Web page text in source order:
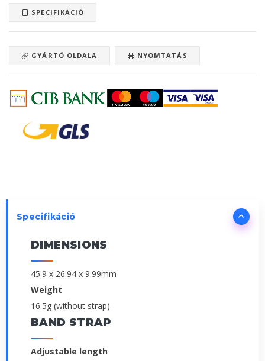
SPECIFIKÁCIÓ
GYÁRTÓ OLDALA NYOMTATÁS
Specifikáció
DIMENSIONS
45.9 x 26.94 x 9.99mm
Weight
16.5g (without strap)
BAND STRAP
Adjustable length